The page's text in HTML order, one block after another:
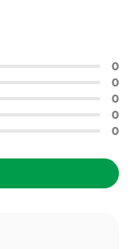
0
0
0
0
0